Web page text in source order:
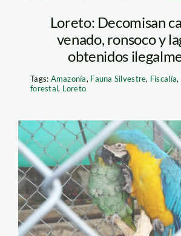
Loreto: Decomisan
venado, ronsoco y
obtenidos
Tags: Amazonía, Fauna Silvestre, Fiscalía,
forestal, Loreto
guacamayo –